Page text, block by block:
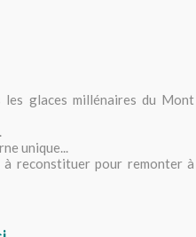
les glaces millénaires du Mont
unique...
à reconstituer pour remonter à